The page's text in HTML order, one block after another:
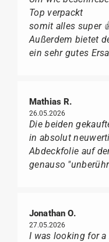
Top verpackt
somit alles super
Außerdem bietet
ein sehr gutes
Mathias R.
26.05.2026
Die beiden
in absolut
Abdeckfolie auf
genauso
Jonathan O.
27.05.2026
I was looking for a